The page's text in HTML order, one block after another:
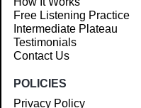
Free Listening Practice
Intermediate Plateau
Testimonials
Contact Us
POLICIES
Privacy Policy